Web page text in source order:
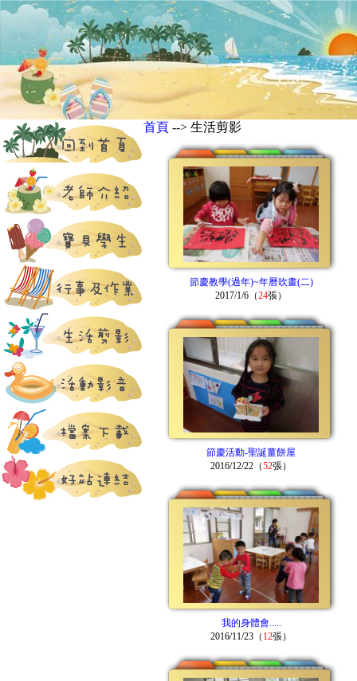
首頁 --> 生活剪影
節慶教學(過年)~年曆吹畫(二)
2017/1/6（24張）
節慶活動-聖誕薑餅屋
2016/12/22（52張）
我的身體會.....
2016/11/23（ 12張）